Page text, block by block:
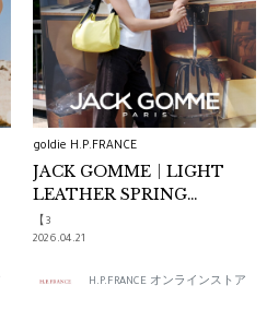
goldie H.P.FRANCE
JACK GOMME｜LIGHT
LEATHER SPRING
SUMMER 2026
【3
2026.04.21
H.P.FRANCE オンラインストア